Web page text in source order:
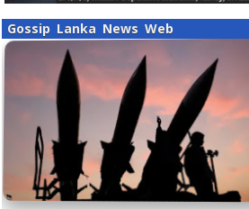
Gossip Lanka News Web